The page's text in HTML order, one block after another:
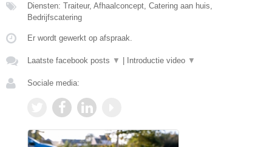
Diensten: Traiteur, Afhaalconcept, Catering aan huis,
Bedrijfscatering
Er wordt gewerkt op afspraak.
Laatste facebook posts ▼ Introductie video ▼
Sociale media: